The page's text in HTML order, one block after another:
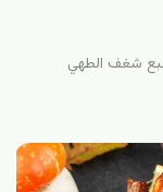
شغف الطهي